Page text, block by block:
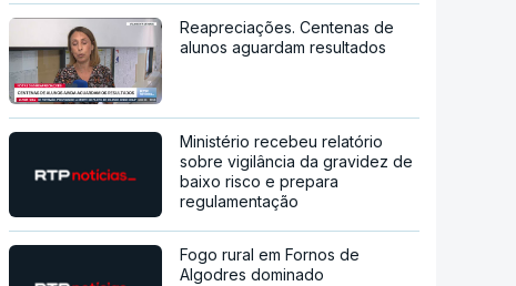
Reapreciações. Centenas de
alunos aguardam resultados
Ministério recebeu relatório
sobre vigilância da gravidez de
baixo risco e prepara
regulamentação
Fogo rural em Fornos de
Algodres dominado